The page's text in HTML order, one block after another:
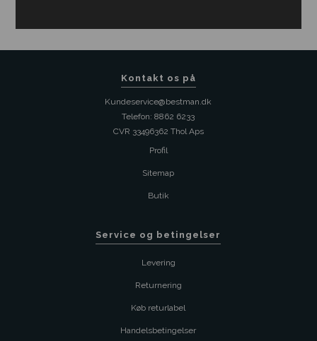
Kontakt os på
Kundeservice@bestman.dk
Telefon: 8862 6233
CVR 33496362 Thol Aps
Profil
Sitemap
Butik
Service og betingelser
Levering
Returnering
Køb returlabel
Handelsbetingelser